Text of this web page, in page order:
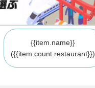
{{item.name}}
({{item.count.restaurant}})